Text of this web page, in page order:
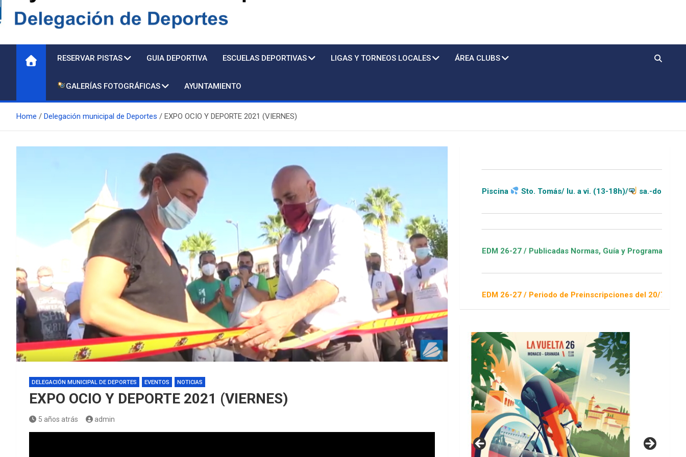
Delegación de Deportes
RESERVAR PISTAS GUIA DEPORTIVA ESCUELAS DEPORTIVAS LIGAS Y TORNEOS LOCALES ÁREA CLUBS
GALERÍAS FOTOGRÁFICAS AYUNTAMIENTO
Home Delegación municipal de Deportes EXPO OCIO Y DEPORTE 2021 (VIERNES)
DELEGACIÓN MUNICIPAL DE DEPORTES EVENTOS NOTICIAS
EXPO OCIO Y DEPORTE 2021 (VIERNES)
5 años atrás admin
Sto. Tomás/ lu. a vi. (13-18h)/ sa.-do.-festivos (11-20h)
EDM 26-27 / Publicadas Normas, Guía y Programa / ver Escuelas
EDM 26-27 / Periodo de Preinscripciones del 20/7 al 16/8 / Sorteo 1